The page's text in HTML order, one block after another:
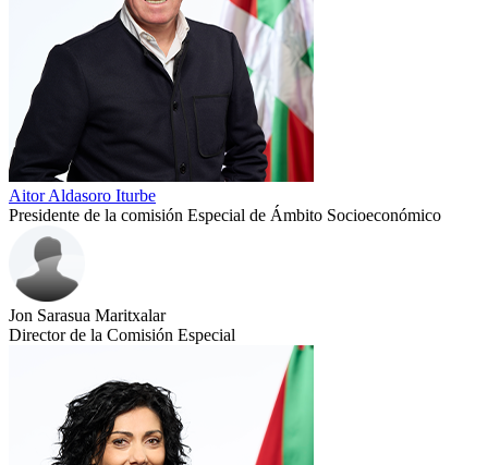
Aitor Aldasoro Iturbe
Presidente de la comisión Especial de Ámbito Socioeconómico
Jon Sarasua Maritxalar
Director de la Comisión Especial